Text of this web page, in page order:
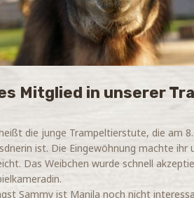
Mitglied in unserer
die junge Trampeltierstute, die am
ist. Die Eingewöhnung machte
Das Weibchen wurde schnell
Sammy ist Manila noch nicht